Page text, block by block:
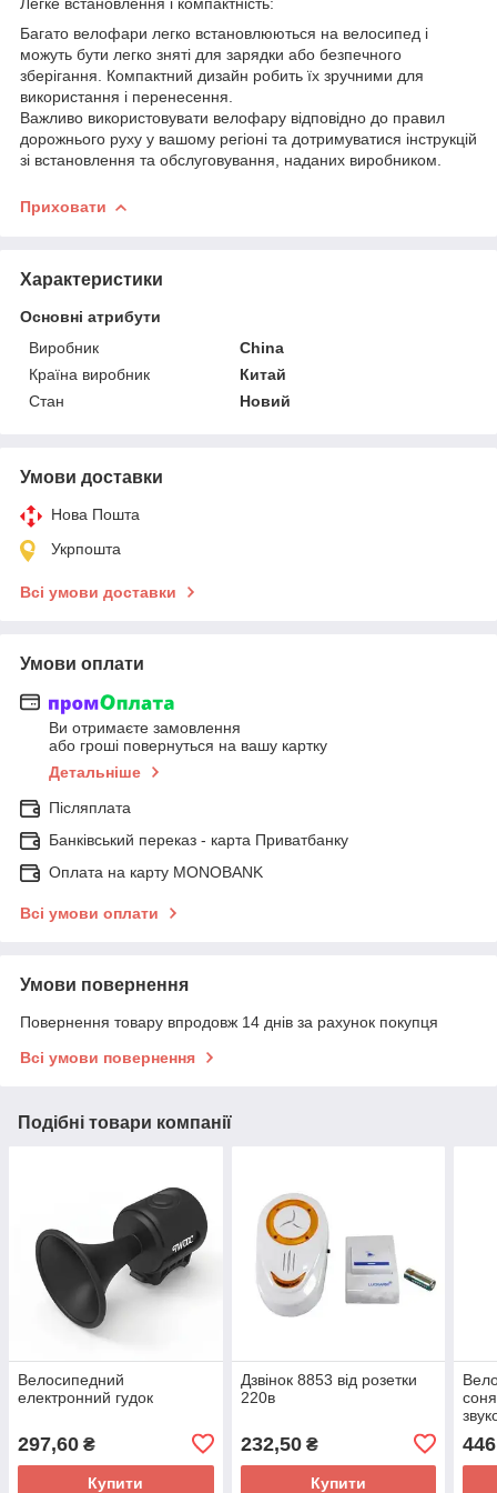
Багато велофари легко встановлюються на велосипед і
можуть бути легко зняті для зарядки або безпечного
зберігання. Компактний дизайн робить їх зручними для
використання і перенесення.
Важливо використовувати велофару відповідно до правил
дорожнього руху у вашому регіоні та дотримуватися інструкцій
зі встановлення та обслуговування, наданих виробником.
Приховати
Характеристики
Основні атрибути
Виробник
China
Країна виробник
Китай
Стан
Новий
Умови доставки
Нова Пошта
Укрпошта
Всі умови доставки
Умови оплати
Ви отримаєте замовлення
або гроші повернуться на вашу картку
Детальніше
Післяплата
Банківський переказ - карта Приватбанку
Оплата на карту MONOBANK
Всі умови оплати
Умови повернення
Повернення товару впродовж 14 днів за рахунок покупця
Всі умови повернення
Подібні товари компанії
Велосипедний
електронний гудок
297,60 ₴
Купити
Дзвінок 8853 від розетки
220в
232,50₴
Купити